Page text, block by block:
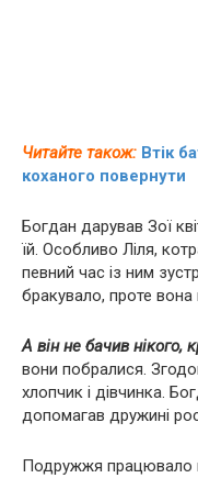
Читайте також: Втік
коханого повернути
Богдан дарував Зої
їй. Особливо Ліля,
певний час із ним
бракувало, проте вона
А він не бачив нікого,
вони побралися.
хлопчик і дівчинка.
допомагав дружині
Подружжя працювало